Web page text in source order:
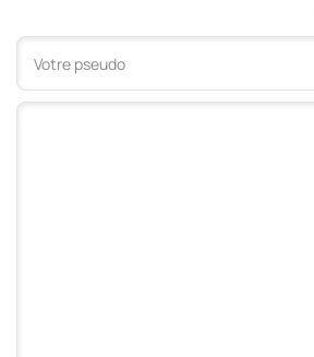
Votre commentaire